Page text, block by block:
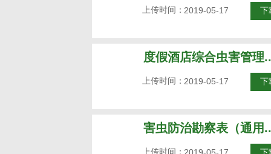
2019-05-17
上传时间： 下
度假酒店综合虫害管理
2019-05-17
上传时间： 下
害虫防治勘察表（通用
上传时间：